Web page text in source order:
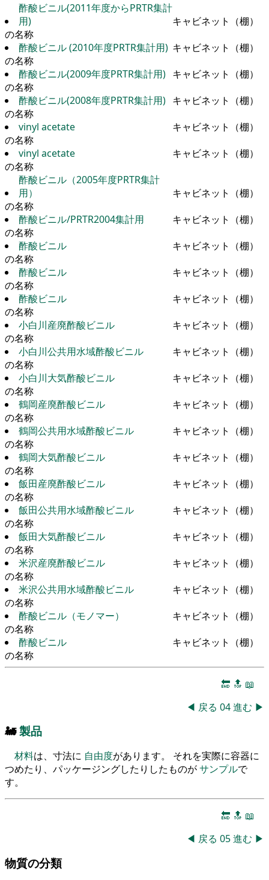
酢酸ビニル(2011年度からPRTR集計
用)
キャビネット（棚）
の名称
酢酸ビニル (2010年度PRTR集計用) キャビネット（棚）
の名称
酢酸ビニル(2009年度PRTR集計用) キャビネット（棚）
の名称
酢酸ビニル(2008年度PRTR集計用) キャビネット（棚）
の名称
vinyl acetate
キャビネット（棚）
の名称
vinyl acetate
キャビネット（棚）
の名称
酢酸ビニル（2005年度PRTR集計
用）
キャビネット（棚）
の名称
酢酸ビニル/PRTR2004集計用
キャビネット（棚）
の名称
酢酸ビニル
キャビネット（棚）
の名称
酢酸ビニル
キャビネット（棚）
の名称
酢酸ビニル
キャビネット（棚）
の名称
小白川産廃酢酸ビニル
キャビネット（棚）
の名称
小白川公共用水域酢酸ビニル
キャビネット（棚）
の名称
小白川大気酢酸ビニル
キャビネット（棚）
の名称
鶴岡産廃酢酸ビニル
キャビネット（棚）
の名称
鶴岡公共用水域酢酸ビニル
キャビネット（棚）
の名称
鶴岡大気酢酸ビニル
キャビネット（棚）
の名称
飯田産廃酢酸ビニル
キャビネット（棚）
の名称
飯田公共用水域酢酸ビニル
キャビネット（棚）
の名称
飯田大気酢酸ビニル
キャビネット（棚）
の名称
米沢産廃酢酸ビニル
キャビネット（棚）
の名称
米沢公共用水域酢酸ビニル
キャビネット（棚）
の名称
酢酸ビニル（モノマー）
キャビネット（棚）
の名称
酢酸ビニル
キャビネット（棚）
の名称
🔚 🔝 📖
◀ 戻る 04進む ▶
🚂製品
材料は、寸法に 自由度があります。 それを実際に容器に
つめたり、パッケージングしたりしたものがサンプルで
す。
🔚 🔝 📖
◀ 戻る 05進む ▶
物質の分類